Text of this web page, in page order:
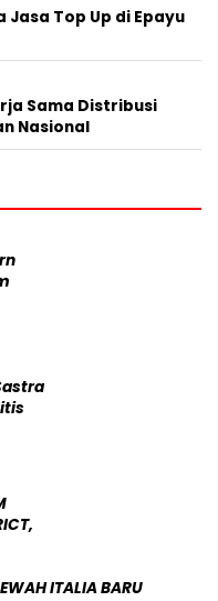
Jasa Top Up di Epayu
Sama Distribusi
Nasional
ITALIA BARU